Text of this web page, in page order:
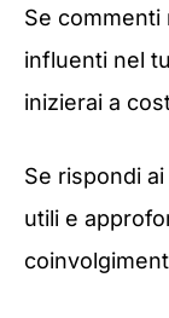
Se
influenti nel
inizierai a
Se rispondi
utili e